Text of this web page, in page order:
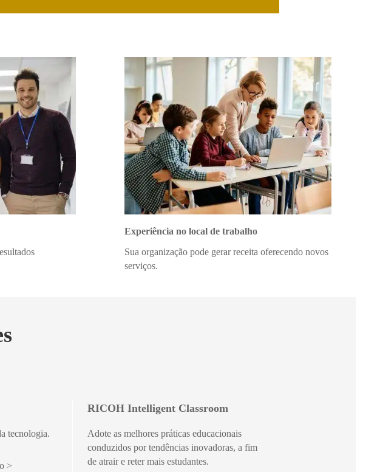
Experiência no local de trabalho
Sua organização pode gerar receita oferecendo novos
serviços.
tecnologia.
RICOH Intelligent Classroom
Adote as melhores práticas educacionais
conduzidos por tendências inovadoras, a fim
de atrair e reter mais estudantes.